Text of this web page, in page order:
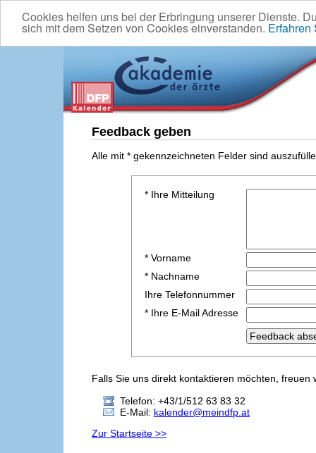
Cookies helfen uns bei der Erbringung unserer Dienste.
sich mit dem Setzen von Cookies einverstanden. Erfahren
Feedback geben
Alle mit * gekennzeichneten Felder sind
* Ihre Mitteilung
* Vorname
* Nachname
Ihre Telefonnummer
* Ihre E-Mail Adresse
Falls Sie uns direkt kontaktieren möchten,
Telefon: +43/1/512 63 83 32
E-Mail: kalender@meindfp.at
Zur Startseite >>